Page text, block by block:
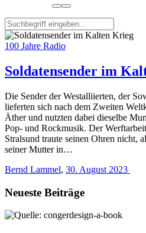
100 Jahre Radio
Soldatensender im
Die Sender der Westalliierten, der
lieferten sich nach dem Zweiten
Äther und nutzten dabei dieselbe
Pop- und Rockmusik. Der
Stralsund traute seinen Ohren nicht,
seiner Mutter in…
Bernd Lammel, 30. August 2023
Neueste Beiträge